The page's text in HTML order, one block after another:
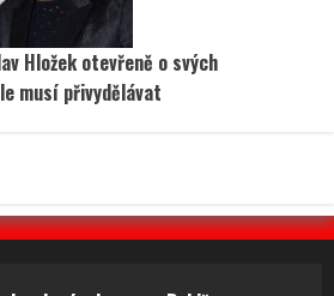
Hložek otevřeně o svých
musí přivydělávat